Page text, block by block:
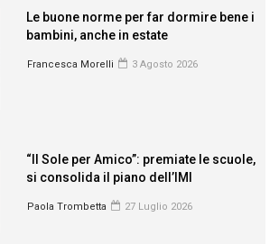
Le buone norme per far dormire bene i
bambini, anche in estate
Francesca Morelli 3 Agosto 2026
“Il Sole per Amico”: premiate le scuole,
si consolida il piano dell’IMI
Paola Trombetta 27 Luglio 2026